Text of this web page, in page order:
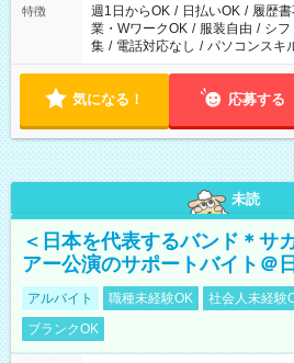
特徴 週1日からOK / 日払いOK / 履歴
業・WワークOK / 服装自由 / シフ
集 / 電話対応なし / パソコンスキ
気になる！ 応募する
未読
＜日本を代表するバンド＊サ
アー公演のサポートバイト＠
アルバイト 職種未経験OK 社会人未経験
ブランクOK